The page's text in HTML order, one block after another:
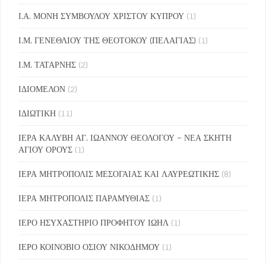
Ι.Α. ΜΟΝΗ ΣΥΜΒΟΥΛΟΥ ΧΡΙΣΤΟΥ ΚΥΠΡΟΥ (1)
Ι.Μ. ΓΕΝΕΘΛΙΟΥ ΤΗΣ ΘΕΟΤΟΚΟΥ (ΠΕΛΑΓΙΑΣ) (1)
Ι.Μ. ΤΑΤΑΡΝΗΣ (2)
ΙΔΙΟΜΕΛΟΝ (2)
ΙΔΙΩΤΙΚΗ (11)
ΙΕΡΑ ΚΑΛΥΒΗ ΑΓ. ΙΩΑΝΝΟΥ ΘΕΟΛΟΓΟΥ – ΝΕΑ ΣΚΗΤΗ
ΑΓΙΟΥ ΟΡΟΥΣ (1)
ΙΕΡΑ ΜΗΤΡΟΠΟΛΙΣ ΜΕΣΟΓΑΙΑΣ ΚΑΙ ΛΑΥΡΕΩΤΙΚΗΣ (8)
ΙΕΡΑ ΜΗΤΡΟΠΟΛΙΣ ΠΑΡΑΜΥΘΙΑΣ (1)
ΙΕΡΟ ΗΣΥΧΑΣΤΗΡΙΟ ΠΡΟΦΗΤΟΥ ΙΩΗΛ (1)
ΙΕΡΟ ΚΟΙΝΟΒΙΟ ΟΣΙΟΥ ΝΙΚΟΔΗΜΟΥ (1)